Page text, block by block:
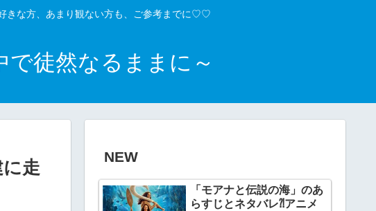
きな方、あまり観ない方も、ご参考までに♡♡
徒然なるままに～
走
NEW
「モアナと伝説の海」のあ
らすじとネタバレ⁈アニメ